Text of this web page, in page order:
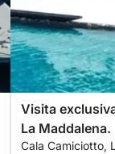
Visita
La Maddalena.
Cala Camiciotto,